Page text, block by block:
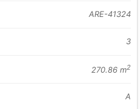
ARE-41324
3
270.86 m2
A